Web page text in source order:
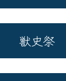
獣史祭